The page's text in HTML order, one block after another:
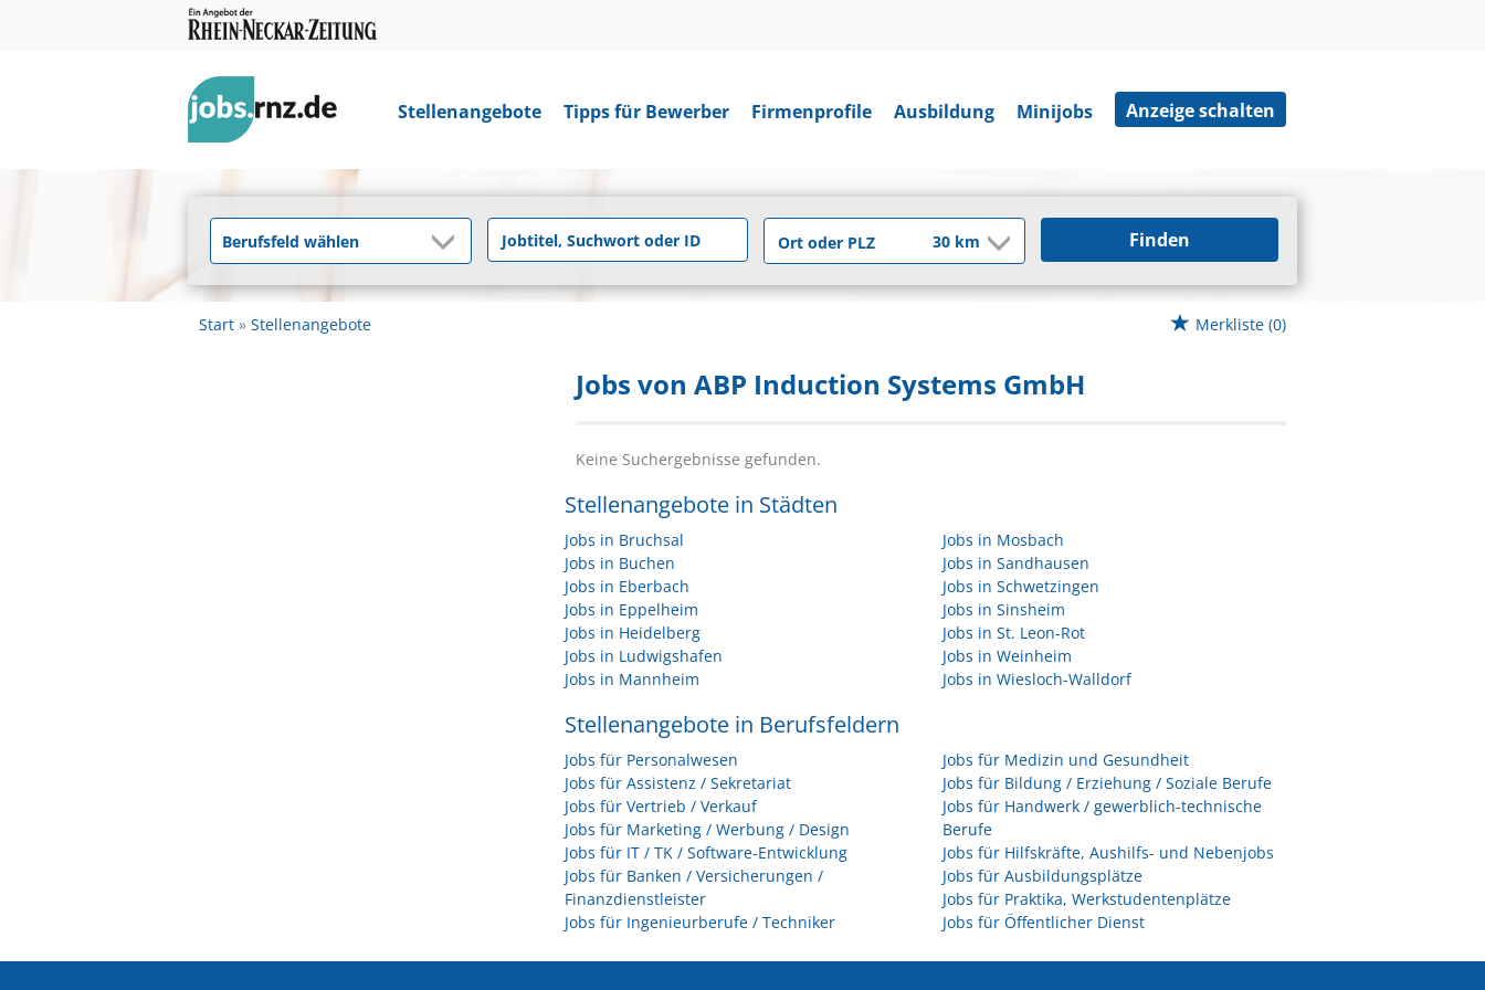
Stellenangebote Tipps für Bewerber Firmenprofile Ausbildung Minijobs Anzeige schalten
Finden
Start Stellenangebote Merkliste (0)
Jobs von ABP Induction Systems GmbH
Keine Suchergebnisse gefunden.
Stellenangebote in Städten
Jobs in Bruchsal
Jobs in Buchen
Jobs in Eberbach
Jobs in Eppelheim
Jobs in Heidelberg
Jobs in Ludwigshafen
Jobs in Mannheim
Jobs in Mosbach
Jobs in Sandhausen
Jobs in Schwetzingen
Jobs in Sinsheim
Jobs in St. Leon-Rot
Jobs in Weinheim
Jobs in Wiesloch-Walldorf
Stellenangebote in Berufsfeldern
Jobs für Personalwesen
Jobs für Assistenz / Sekretariat
Jobs für Vertrieb / Verkauf
Jobs für Marketing / Werbung / Design
Jobs für IT / TK / Software-Entwicklung
Jobs für Banken / Versicherungen /
Finanzdienstleister
Jobs für Ingenieurberufe / Techniker
Jobs für Medizin und Gesundheit
Jobs für Bildung / Erziehung / Soziale Berufe
Jobs für Handwerk / gewerblich-technische
Berufe
Jobs für Hilfskräfte, Aushilfs- und Nebenjobs
Jobs für Ausbildungsplätze
Jobs für Praktika, Werkstudentenplätze
Jobs für Öffentlicher Dienst